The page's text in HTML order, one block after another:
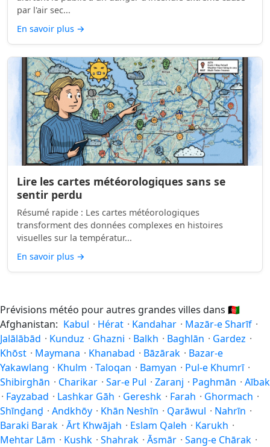
par l'air sec...
En savoir plus →
Lire les cartes météorologiques sans se
sentir perdu
Résumé rapide : Les cartes météorologiques
transforment des données complexes en histoires
visuelles sur la températur...
En savoir plus →
Prévisions météo pour autres grandes villes dans 🇦🇫
Afghanistan: Kabul · Hérat · Kandahar · Mazār-e Sharīf ·
Jalālābād · Kunduz · Ghazni · Balkh · Baghlān · Gardez ·
Khōst · Maymana · Khanabad · Bāzārak · Bazar-e
Yakawlang · Khulm · Taloqan · Bamyan · Pul-e Khumrī ·
Shibirghān · Charikar · Sar-e Pul · Zaranj · Paghmān · Aībak
· Fayzabad · Lashkar Gāh · Gereshk · Farah · Ghormach ·
Shīnḏanḏ · Andkhōy · Khān Neshīn · Qarāwul · Nahrīn ·
Baraki Barak · Ārt Khwājah · Eslam Qaleh · Karukh ·
Mehtar Lām · Kushk · Shahrak · Āsmār · Sang-e Chārak ·